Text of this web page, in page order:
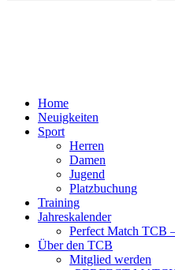
Home
Neuigkeiten
Sport
Herren
Damen
Jugend
Platzbuchung
Training
Jahreskalender
Perfect Match TCB
Über den TCB
Mitglied werden